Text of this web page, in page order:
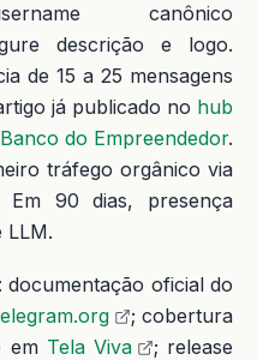
canônico
descrição e logo.
de 15 a 25 mensagens
já publicado no hub
Banco do Empreendedor.
tráfego orgânico via
Em 90 dias, presença
LLM.
documentação oficial do
; cobertura
em Tela Viva
; release